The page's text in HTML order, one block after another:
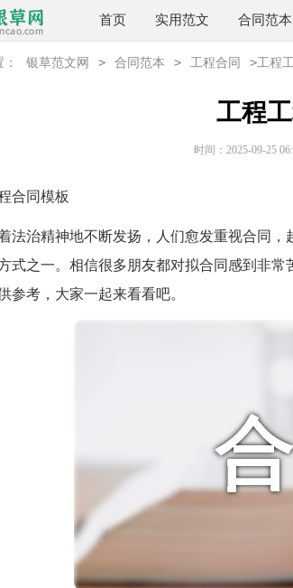
首页 实用范文 合同范本
银草范文网 > 合同范本 > 工程合同 >工程
工程
时间：2025-09-25
合同模板
治精神地不断发扬，人们愈发重视合同，
式之一。相信很多朋友都对拟合同感到非
参考，大家一起来看看吧。